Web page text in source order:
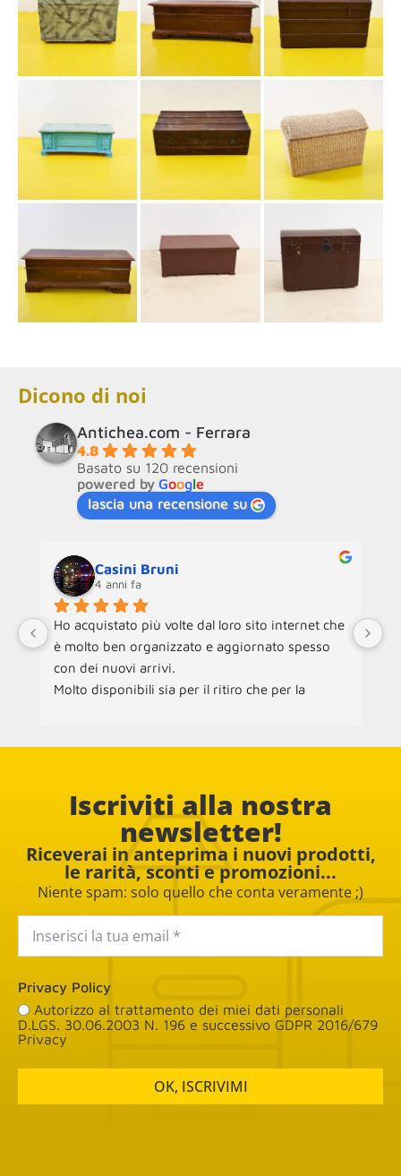
Dicono di noi
Antichea.com - Ferrara
4.8
Basato su 120 recensioni
powered by Google
lascia una recensione su
Casini Bruni
4 anni fa
Ho acquistato più volte dal loro sito internet che
è molto ben organizzato e aggiornato spesso
con dei nuovi arrivi.
Molto disponibili sia per il ritiro che per la
Iscriviti alla nostra
newsletter!
Riceverai in anteprima i nuovi prodotti,
le rarità, sconti e promozioni...
Niente spam: solo quello che conta veramente ;)
Privacy Policy
Autorizzo al trattamento dei miei dati personali
D.LGS. 30.06.2003 N. 196 e successivo GDPR 2016/679
Privacy
OK, ISCRIVIMI